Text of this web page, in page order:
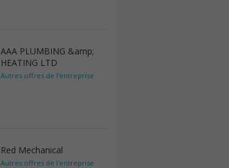
AAA PLUMBING &amp;
HEATING LTD
Autres offres de l'entreprise
Red Mechanical
Autres offres de l'entreprise